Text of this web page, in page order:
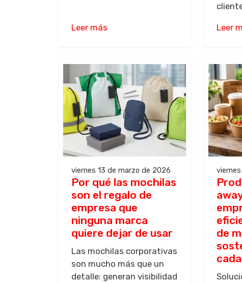
Leer más Leer
viernes 13 de marzo de 2026
Por qué las mochilas
son el regalo de
empresa que
ninguna marca
quiere dejar de usar
Las mochilas corporativas
son mucho más que un
detalle: generan visibilidad
de